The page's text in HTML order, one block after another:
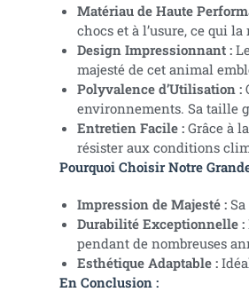
Matériau de Haute
chocs et à l’usure, ce qui
Design Impressionnant :
majesté de cet animal
Polyvalence d’Utilisation :
environnements. Sa taille
Entretien Facile : Grâce à
résister aux conditions
Pourquoi Choisir Notre
Impression de Majesté :
Durabilité Exceptionnelle :
pendant de nombreuses
Esthétique Adaptable :
En Conclusion :